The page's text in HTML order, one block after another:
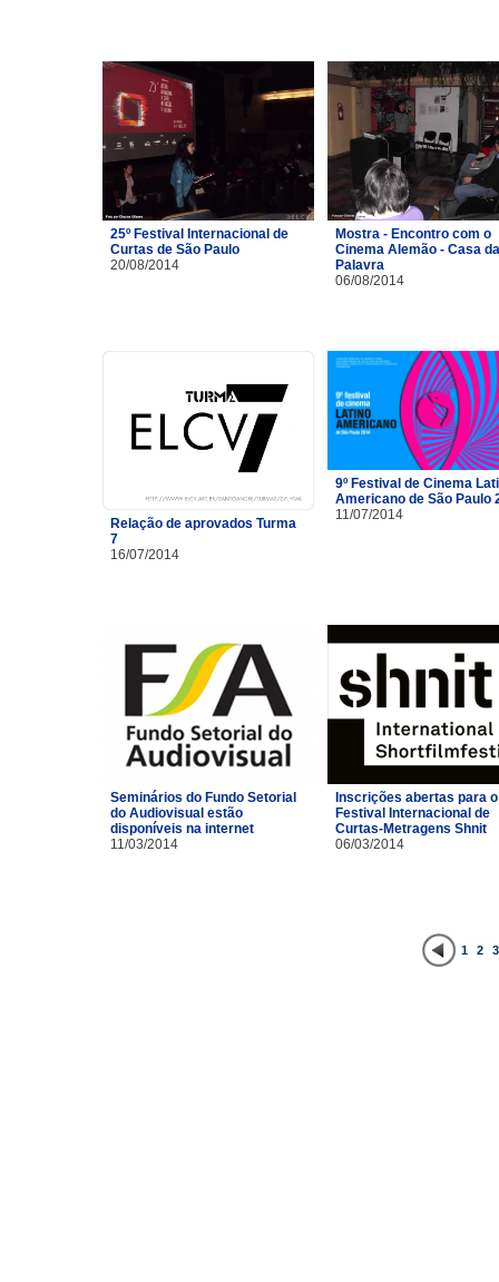
25º Festival Internacional de
Curtas de São Paulo
20/08/2014
Mostra - Encontro com o
Cinema Alemão - Casa da
Palavra
06/08/2014
Relação de aprovados Turma
7
16/07/2014
9º Festival de Cinema
Americano de São Paulo
11/07/2014
Seminários do Fundo Setorial
do Audiovisual estão
disponíveis na internet
11/03/2014
Inscrições abertas para o
Festival Internacional de
Curtas-Metragens Shnit
06/03/2014
1 2 3